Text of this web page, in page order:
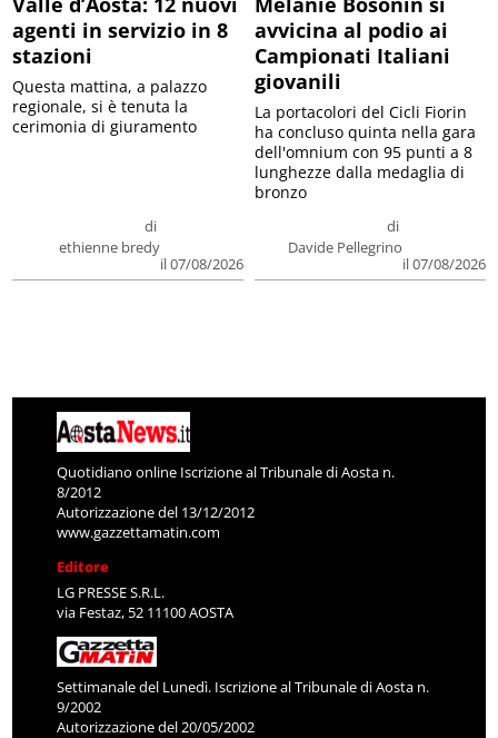
agenti in servizio in 8
stazioni
di
ethienne bredy
il 07/08/2026
Questa mattina, a palazzo
regionale, si è tenuta la
cerimonia di giuramento
avvicina al podio ai
Campionati Italiani
giovanili
di
Davide Pellegrino
il 07/08/2026
La portacolori del Cicli Fiorin
ha concluso quinta nella gara
dell'omnium con 95 punti a 8
lunghezze dalla medaglia di
bronzo
Quotidiano online Iscrizione al Tribunale di Aosta n.
8/2012
Autorizzazione del 13/12/2012
www.gazzettamatin.com
Editore
LG PRESSE S.R.L.
via Festaz, 52 11100 AOSTA
Settimanale del Lunedì. Iscrizione al Tribunale di Aosta n.
9/2002
Autorizzazione del 20/05/2002